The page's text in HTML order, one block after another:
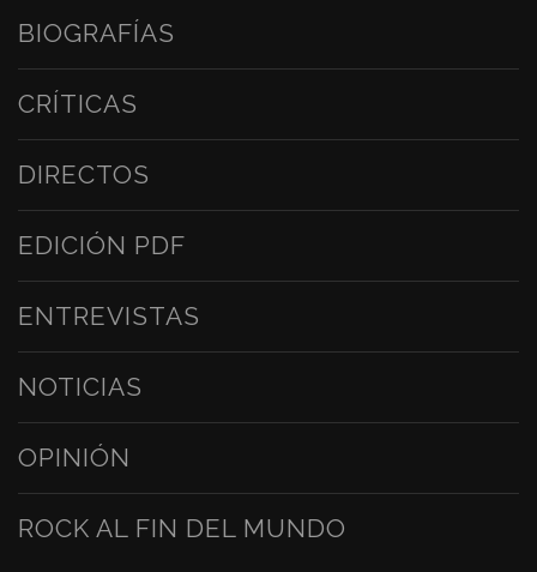
BIOGRAFÍAS
CRÍTICAS
DIRECTOS
EDICIÓN PDF
ENTREVISTAS
NOTICIAS
OPINIÓN
ROCK AL FIN DEL MUNDO